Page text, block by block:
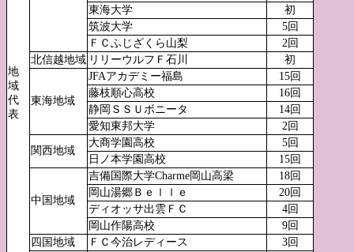
地
域
代
表
東海大学
初
筑波大学
5回
ＦＣふじざくら山梨
2回
北信越地域 リリーウルフＦ石川 初
東海地域
JFAアカデミー福島
15回
藤枝順心高校
16回
静岡ＳＳＵボニータ
14回
愛知東邦大学
2回
関西地域
大商学園高校
5回
日ノ本学園高校
15回
中国地域
吉備国際大学Charme岡山高梁
18回
岡山湯郷Ｂｅｌｌｅ
20回
ディオッサ出雲ＦＣ
4回
岡山作陽高校
9回
四国地域
ＦＣ今治レディース 3回